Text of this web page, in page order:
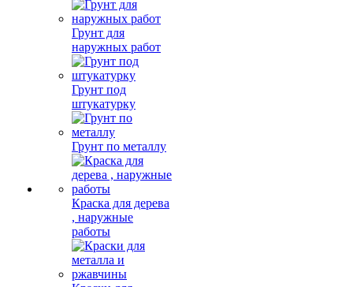
Грунт для
наружных работ
Грунт под
штукатурку
Грунт по металлу
Краска для дерева
, наружные
работы